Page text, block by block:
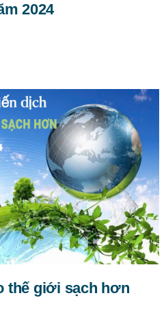
2024
thế giới sạch hơn